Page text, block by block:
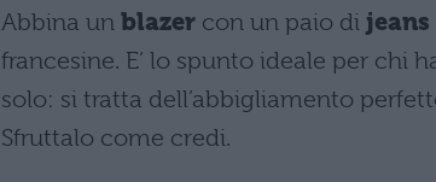
Abbina un blazer con un paio di jeans
francesine. E’ lo spunto ideale per chi
solo: si tratta dell’abbigliamento
Sfruttalo come credi.